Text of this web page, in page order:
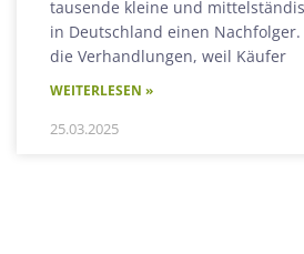
tausende kleine und
in Deutschland einen
die Verhandlungen, weil Käufer
WEITERLESEN »
25.03.2025